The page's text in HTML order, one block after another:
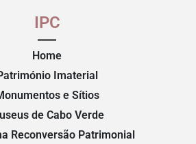
IPC
Home
Imaterial
e Sítios
de Cabo Verde
Reconversão Patrimonial